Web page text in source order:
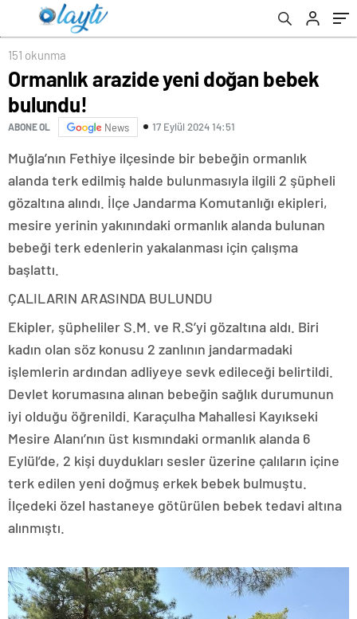
151 okunma
Ormanlık arazide yeni doğan bebek
bulundu!
ABONE OL News 17 Eylül 2024 14:51
Muğla’nın Fethiye ilçesinde bir bebeğin ormanlık
alanda terk edilmiş halde bulunmasıyla ilgili 2 şüpheli
gözaltına alındı. İlçe Jandarma Komutanlığı ekipleri,
mesire yerinin yakınındaki ormanlık alanda bulunan
bebeği terk edenlerin yakalanması için çalışma
başlattı.
ÇALILARIN ARASINDA BULUNDU
Ekipler, şüpheliler S.M. ve R.S’yi gözaltına aldı. Biri
kadın olan söz konusu 2 zanlının jandarmadaki
işlemlerin ardından adliyeye sevk edileceği belirtildi.
Devlet korumasına alınan bebeğin sağlık durumunun
iyi olduğu öğrenildi. Karaçulha Mahallesi Kayıkseki
Mesire Alanı’nın üst kısmındaki ormanlık alanda 6
Eylül’de, 2 kişi duydukları sesler üzerine çalıların içine
terk edilen yeni doğmuş erkek bebek bulmuştu.
İlçedeki özel hastaneye götürülen bebek tedavi altına
alınmıştı.